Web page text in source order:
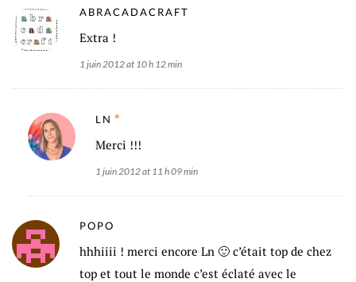
ABRACADACRAFT
Extra !
1 juin 2012 at 10 h 12 min
LN
Merci !!!
1 juin 2012 at 11 h 09 min
POPO
hhhiiii ! merci encore Ln 🙂 c’était top de chez
top et tout le monde c’est éclaté avec le